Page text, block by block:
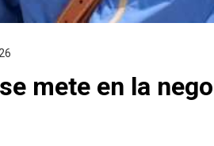
mete en la